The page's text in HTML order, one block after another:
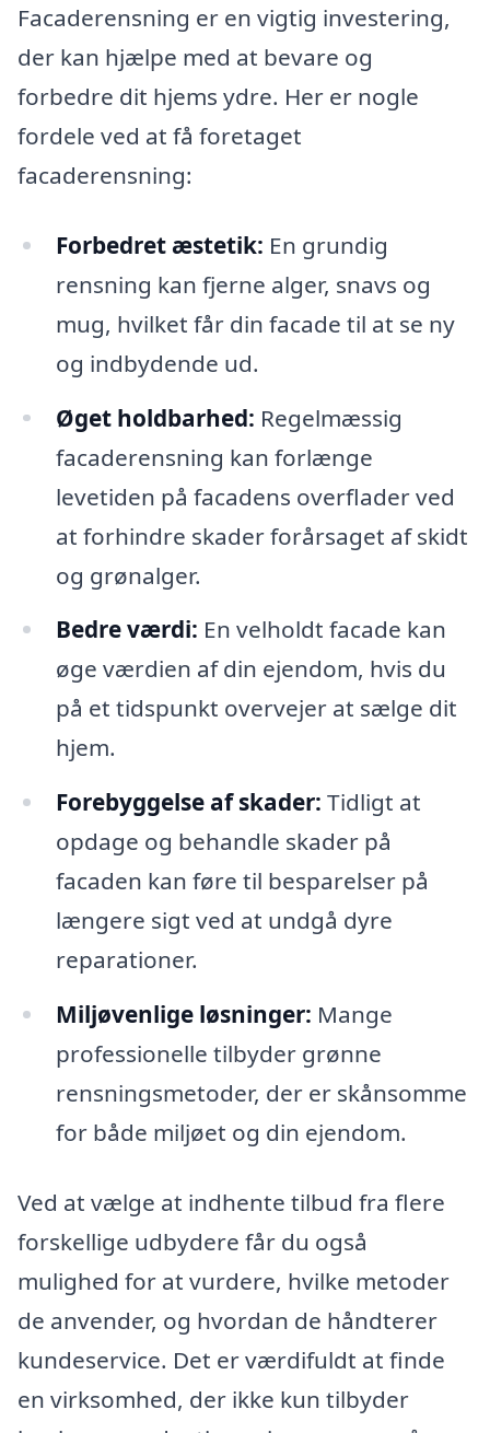
Facaderensning er en vigtig investering,
der kan hjælpe med at bevare og
forbedre dit hjems ydre. Her er nogle
fordele ved at få foretaget
facaderensning:
Forbedret æstetik: En grundig
rensning kan fjerne alger, snavs og
mug, hvilket får din facade til at se ny
og indbydende ud.
Øget holdbarhed: Regelmæssig
facaderensning kan forlænge
levetiden på facadens overflader ved
at forhindre skader forårsaget af skidt
og grønalger.
Bedre værdi: En velholdt facade kan
øge værdien af din ejendom, hvis du
på et tidspunkt overvejer at sælge dit
hjem.
Forebyggelse af skader: Tidligt at
opdage og behandle skader på
facaden kan føre til besparelser på
længere sigt ved at undgå dyre
reparationer.
Miljøvenlige løsninger: Mange
professionelle tilbyder grønne
rensningsmetoder, der er skånsomme
for både miljøet og din ejendom.
Ved at vælge at indhente tilbud fra flere
forskellige udbydere får du også
mulighed for at vurdere, hvilke metoder
de anvender, og hvordan de håndterer
kundeservice. Det er værdifuldt at finde
en virksomhed, der ikke kun tilbyder